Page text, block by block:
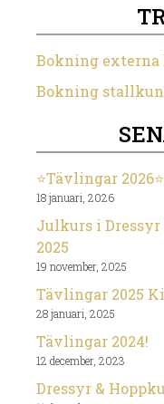
Bokning externa
Bokning
⭐️Tävlingar 2026⭐️
18 januari, 2026
Julkurs i Dressyr
2025
19 november, 2025
Tävlingar 2025
28 januari, 2025
Tävlingar 2024!
12 december, 2023
Dressyr &